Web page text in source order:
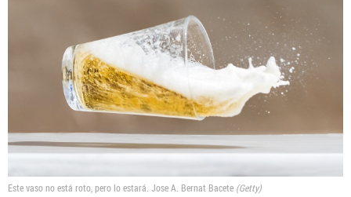
Este vaso no está roto, pero lo estará. Jose A. Bernat Bacete Getty